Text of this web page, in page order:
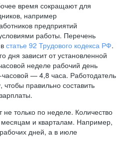
время сокращают для
например
предприятий
работы. Перечень
статье 92 Трудового кодекса РФ.
дня зависит от установленной
неделе рабочий день
часовой —4,8 часа. Работодатель
чтобы правильно составить
только по неделе. Количество
и кварталам. Например,
дней, а в июле